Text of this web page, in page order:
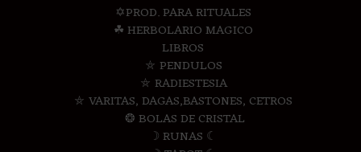
✡PROD. PARA RITUALES
☘ HERBOLARIO MAGICO
LIBROS
⛤ PENDULOS
⛤ RADIESTESIA
⛤ VARITAS, DAGAS,BASTONES, CETROS
❂ BOLAS DE CRISTAL
☽ RUNAS ☾